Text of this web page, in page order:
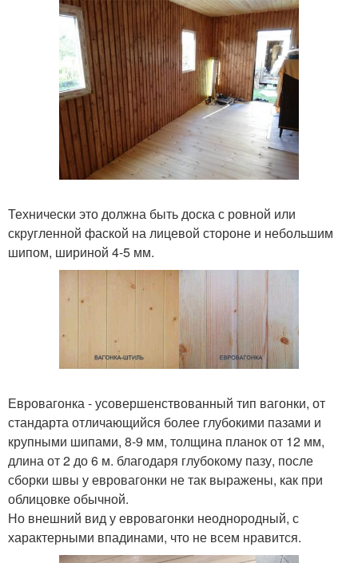
Технически это должна быть доска с ровной или
скругленной фаской на лицевой стороне и небольшим
шипом, шириной 4-5 мм.
Евровагонка - усовершенствованный тип вагонки, от
стандарта отличающийся более глубокими пазами и
крупными шипами, 8-9 мм, толщина планок от 12 мм,
длина от 2 до 6 м. благодаря глубокому пазу, после
сборки швы у евровагонки не так выражены, как при
облицовке обычной.
Но внешний вид у евровагонки неоднородный, с
характерными впадинами, что не всем нравится.